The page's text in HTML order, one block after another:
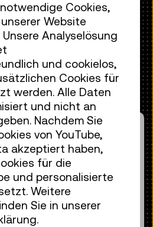
PETER AUFREITER
CHOICE
mit Generaldirektor
Generaldirektor Peter
Highlights der
Wettlauf mit der
setzt sich mit den sehr
wie wir mit den
müssen und was wir tun
zu schaffen.
' sind nicht
Cookies,
Website
Analyselösung
und cookielos,
Cookies für
werden. Alle Daten
und nicht an
Nachdem Sie
von YouTube,
akzeptiert haben,
für die
und personalisierte
Weitere
Sie in unserer